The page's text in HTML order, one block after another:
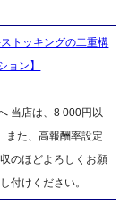
トッキングの二重構
ョン】
当店は、8 000円以
また、高報酬率設定
のほどよろしくお願
付けください。